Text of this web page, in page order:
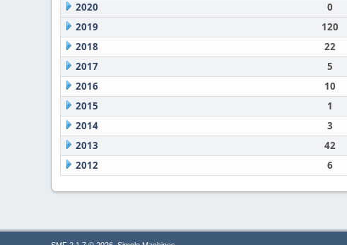
2020
0
2019
120
2018
22
2017
5
2016
10
2015
1
2014
3
2013
42
2012
6